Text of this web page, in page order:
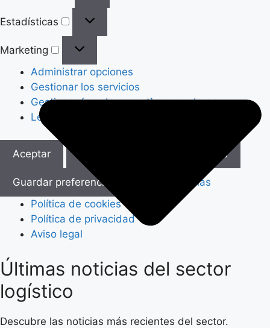
Estadísticas
Marketing
Administrar opciones
Gestionar los servicios
Gestionar {vendor_count} proveedores
Leer más sobre estos propósitos
Aceptar Ver preferencias
Guardar preferencias
Ver preferencias
Política de cookies
Política de privacidad
Aviso legal
Saltar
al
contenido
Últimas noticias del sector
logístico
Descubre las noticias más recientes del sector.